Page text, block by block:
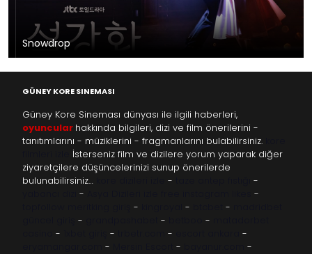
Snowdrop
GÜNEY KORE SINEMASI
Güney Kore Sineması dünyası ile ilgili haberleri,
oyuncular hakkında bilgileri, dizi ve film önerilerini -
tanıtımlarını - müziklerini - fragmanlarını bulabilirsiniz.
İsterseniz film ve dizilere yorum yaparak diğer
ziyaretçilere düşüncelerinizi sunup önerilerde
bulunabilirsiniz…
-
-
-
-
- - -
- - -
- - -
-
- - -